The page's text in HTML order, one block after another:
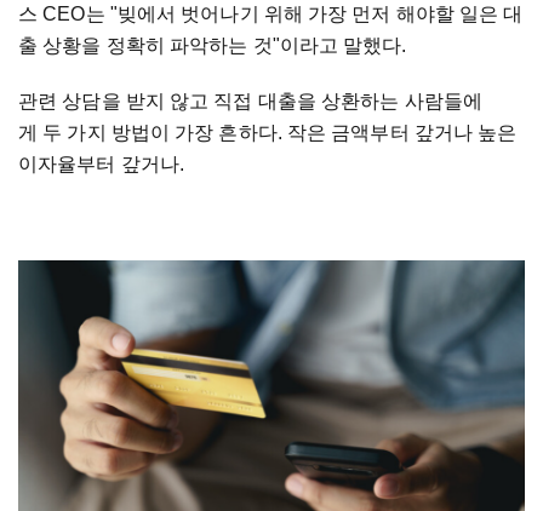
스 CEO는 "빚에서 벗어나기 위해 가장 먼저 해야할 일은 대
출 상황을 정확히 파악하는 것"이라고 말했다.
관련 상담을 받지 않고 직접 대출을 상환하는 사람들에
게 두 가지 방법이 가장 흔하다. 작은 금액부터 갚거나 높은
이자율부터 갚거나.